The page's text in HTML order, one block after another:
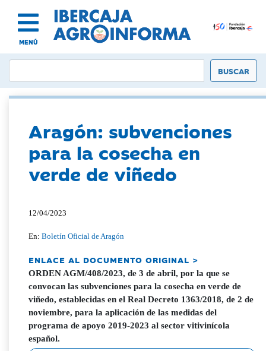
MENÚ
Aragón: subvenciones
para la cosecha en
verde de viñedo
12/04/2023
En:Boletín Oficial de Aragón
ENLACE AL DOCUMENTO ORIGINAL >
ORDEN AGM/408/2023, de 3 de abril, por la que se
convocan las subvenciones para la cosecha en verde de
viñedo, establecidas en el Real Decreto 1363/2018, de 2 de
noviembre, para la aplicación de las medidas del
programa de apoyo 2019-2023 al sector vitivinícola
español.